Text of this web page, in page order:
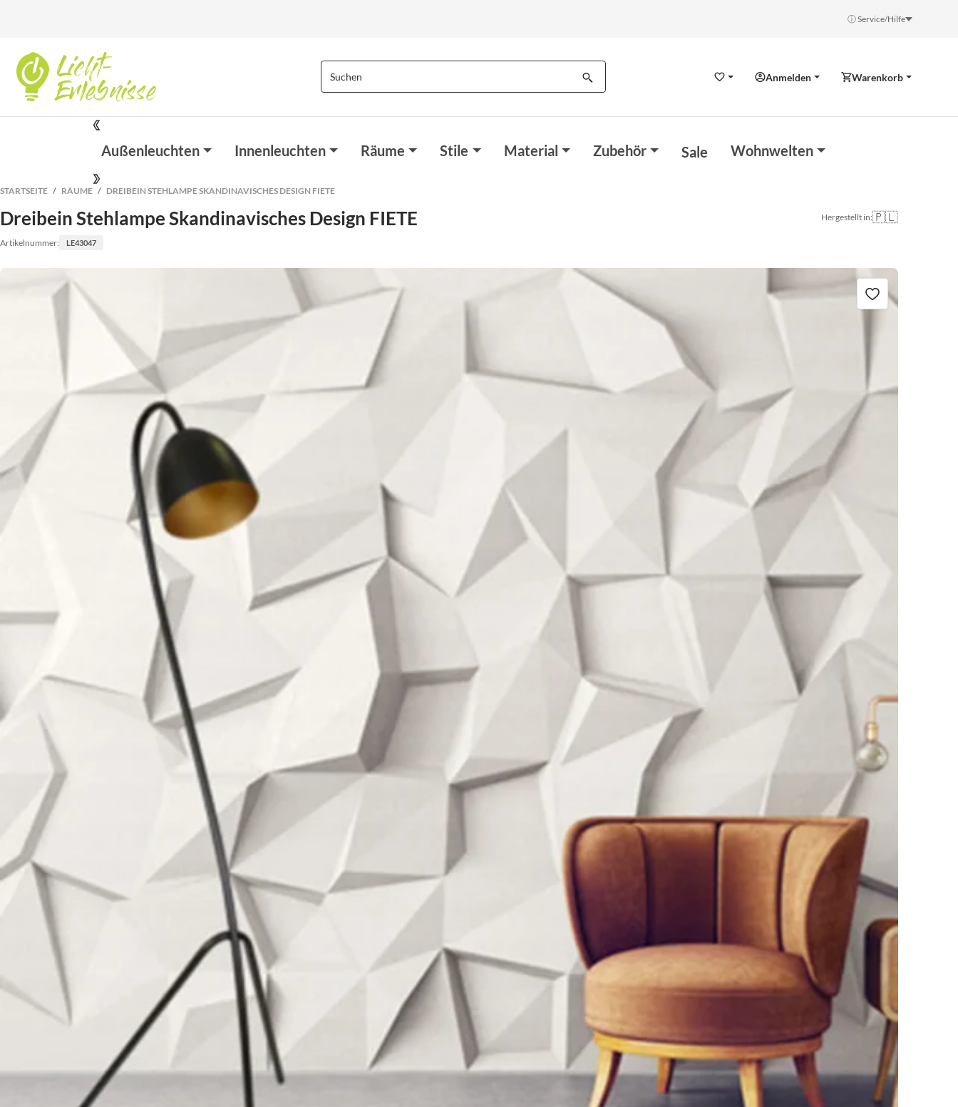
ⓘ Service/Hilfe
WunschzettelAnmelden Warenkorb
Außenleuchten Innenleuchten Räume Stile Material Zubehör Sale Wohnwelten
STARTSEITE RÄUME DREIBEIN STEHLAMPE SKANDINAVISCHES DESIGN FIETE
Dreibein Stehlampe Skandinavisches Design FIETE
Artikelnummer: LE43047
Hergestellt in:🇵🇱